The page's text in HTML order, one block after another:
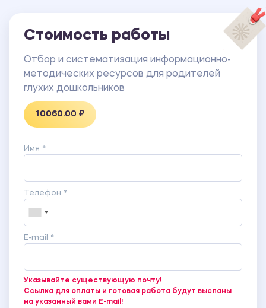
Стоимость работы
Отбор и систематизация информационно-
методических ресурсов для родителей
глухих дошкольников
10060.00 ₽
Имя *
Телефон *
E-mail *
Указывайте существующую почту!
Ссылка для оплаты и готовая работа будут высланы
на указанный вами E-mail!